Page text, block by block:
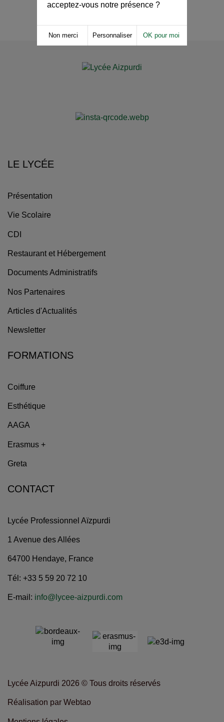
LE LYCÉE
Présentation
Vie Scolaire
CDI
Restaurant et Hébergement
Documents Administratifs
Nos Partenaires
Articles d'Actualités
Newsletter
FORMATIONS
Coiffure
Esthétique
AAGA
Erasmus +
Greta
CONTACT
Lycée Professionnel Aïzpurdi
1 Avenue des Allées
64700 Hendaye, France
Tél: +33 5 59 20 72 10
E-mail: info@lycee-aizpurdi.com
Lycée Aizpurdi 2026 © Tous droits réservés
Réalisation par Webtao
acceptez-vous notre présence ?
Non merci Personnaliser OK pour moi